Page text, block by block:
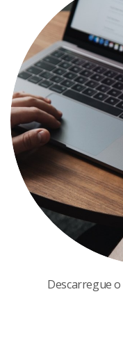
Descarregue